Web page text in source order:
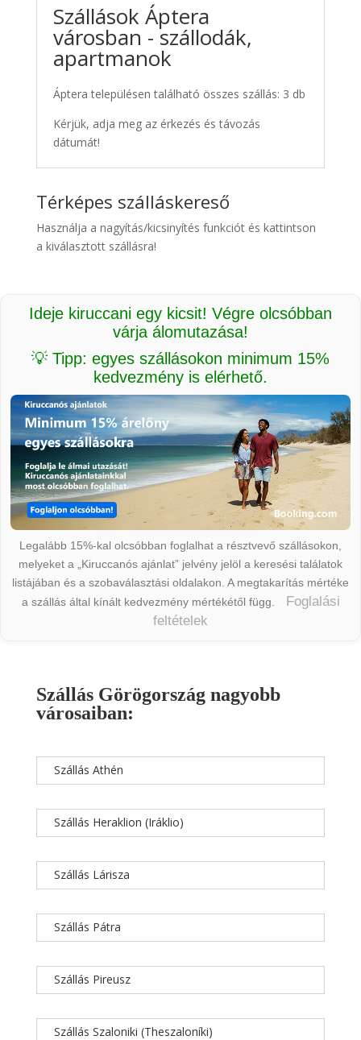
Szállások Áptera
városban - szállodák,
apartmanok
Áptera településen található összes szállás: 3 db
Kérjük, adja meg az érkezés és távozás
dátumát!
Térképes szálláskereső
Használja a nagyítás/kicsinyítés funkciót és kattintson
a kiválasztott szállásra!
Ideje kiruccani egy kicsit! Végre olcsóbban
várja álomutazása!
💡 Tipp: egyes szállásokon minimum 15%
kedvezmény is elérhető.
Legalább 15%-kal olcsóbban foglalhat a résztvevő szállásokon,
melyeket a „Kiruccanós ajánlat” jelvény jelöl a keresési találatok
listájában és a szobaválasztási oldalakon. A megtakarítás mértéke
a szállás által kínált kedvezmény mértékétől függ.
Foglalási
feltételek
Szállás Görögország nagyobb
városaiban:
Szállás Athén
Szállás Heraklion (Iráklio)
Szállás Lárisza
Szállás Pátra
Szállás Pireusz
Szállás Szaloniki (Theszaloníki)